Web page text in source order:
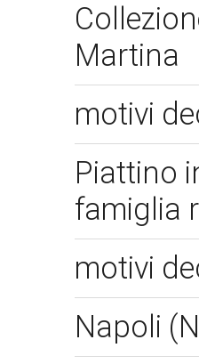
Martina
motivi
Piattino
famiglia
motivi
Napoli